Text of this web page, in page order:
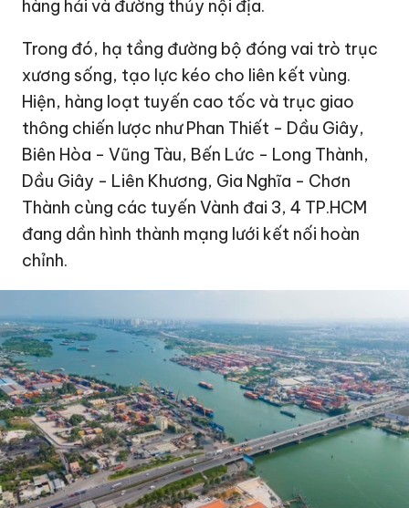
hàng hải và đường thủy nội địa.
Trong đó, hạ tầng đường bộ đóng vai trò trục
xương sống, tạo lực kéo cho liên kết vùng.
Hiện, hàng loạt tuyến cao tốc và trục giao
thông chiến lược như Phan Thiết - Dầu Giây,
Biên Hòa - Vũng Tàu, Bến Lức - Long Thành,
Dầu Giây - Liên Khương, Gia Nghĩa - Chơn
Thành cùng các tuyến Vành đai 3, 4 TP.HCM
đang dần hình thành mạng lưới kết nối hoàn
chỉnh.